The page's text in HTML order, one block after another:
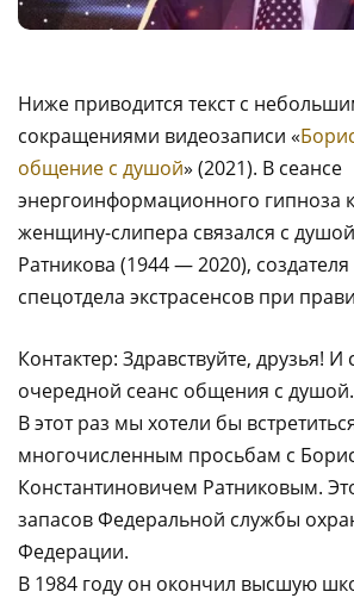
Ниже приводится текст с
сокращениями видеозаписи «
общение с душой» (2021). В сеансе
энергоинформационного гипноза
женщину-слипера связался с
Ратникова (1944 — 2020),
спецотдела экстрасенсов при
Контактер: Здравствуйте, друзья! И
очередной сеанс общения с душой.
В этот раз мы хотели бы
многочисленным просьбам с
Константиновичем Ратниковым.
запасов Федеральной службы
Федерации.
В 1984 году он окончил высшую